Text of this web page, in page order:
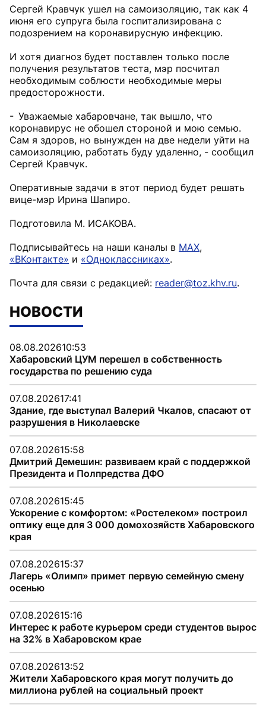
Сергей Кравчук ушел на самоизоляцию, так как 4
июня его супруга была госпитализирована с
подозрением на коронавирусную инфекцию.
И хотя диагноз будет поставлен только после
получения результатов теста, мэр посчитал
необходимым соблюсти необходимые меры
предосторожности.
- Уважаемые хабаровчане, так вышло, что
коронавирус не обошел стороной и мою семью.
Сам я здоров, но вынужден на две недели уйти на
самоизоляцию, работать буду удаленно, - сообщил
Сергей Кравчук.
Оперативные задачи в этот период будет решать
вице-мэр Ирина Шапиро.
Подготовила М. ИСАКОВА.
Подписывайтесь на наши каналы в MAX,
«ВКонтакте» и «Одноклассниках».
Почта для связи с редакцией: reader@toz.khv.ru.
НОВОСТИ
08.08.202610:53
Хабаровский ЦУМ перешел в собственность
государства по решению суда
07.08.202617:41
Здание, где выступал Валерий Чкалов, спасают от
разрушения в Николаевске
07.08.202615:58
Дмитрий Демешин: развиваем край с поддержкой
Президента и Полпредства ДФО
07.08.202615:45
Ускорение с комфортом: «Ростелеком» построил
оптику еще для 3 000 домохозяйств Хабаровского
края
07.08.202615:37
Лагерь «Олимп» примет первую семейную смену
осенью
07.08.202615:16
Интерес к работе курьером среди студентов вырос
на 32% в Хабаровском крае
07.08.202613:52
Жители Хабаровского края могут получить до
миллиона рублей на социальный проект